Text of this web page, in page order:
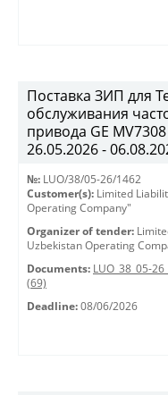
Поставка ЗИП для
обслуживания
привода GE
26.05.2026 -
№: LUO/38/05-26/1462
Customer(s): Limited
Operating Company"
Organizer of tender:
Uzbekistan Operating
Documents: LUO_38_05-
(69)
Deadline: 08/06/2026